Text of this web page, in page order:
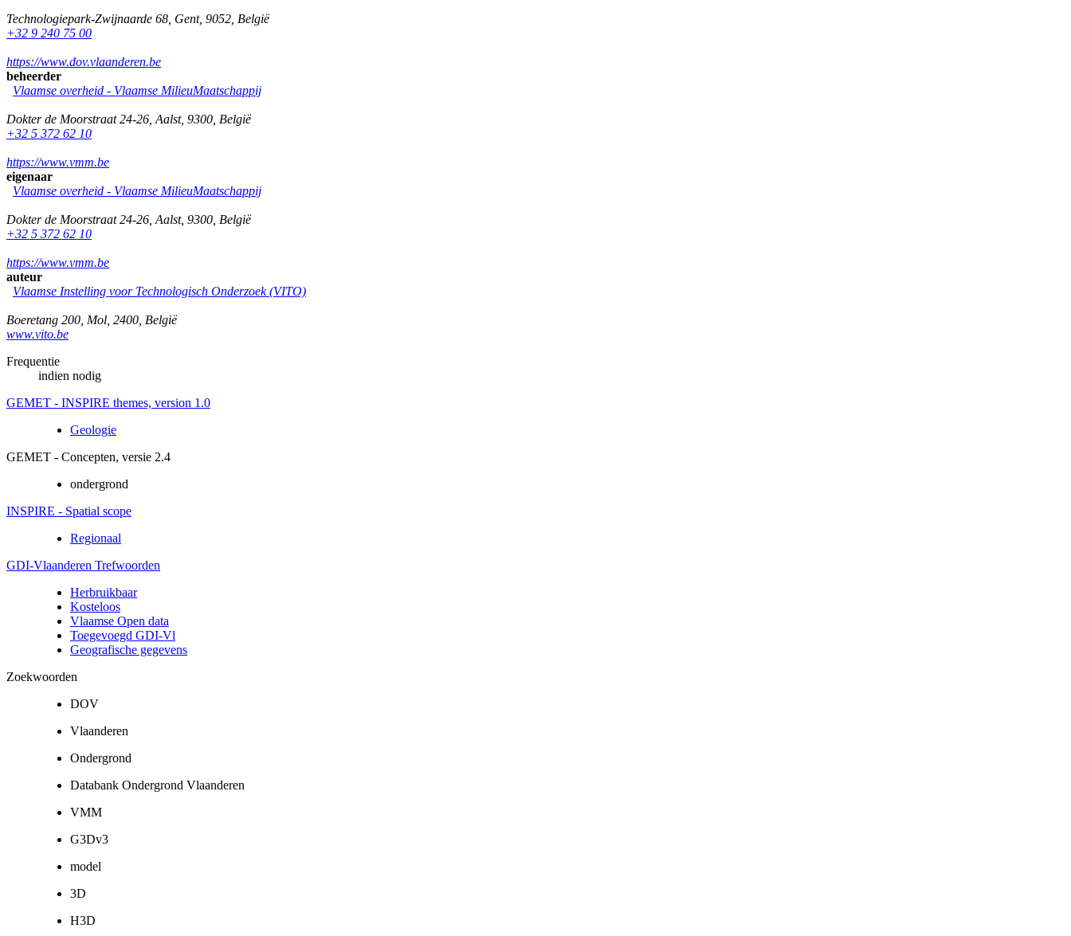
Technologiepark-Zwijnaarde 68 Gent, 9052 België
+32 9 240 75 00
https://www.dov.vlaanderen.be
beheerder
Vlaamse overheid - Vlaamse MilieuMaatschappij
Dokter de Moorstraat 24-26 Aalst, 9300 België
+32 5 372 62 10
https://www.vmm.be
eigenaar
Vlaamse overheid - Vlaamse MilieuMaatschappij
Dokter de Moorstraat 24-26 Aalst, 9300 België
+32 5 372 62 10
https://www.vmm.be
auteur
Vlaamse Instelling voor Technologisch Onderzoek (VITO)
Boeretang 200 Mol 2400 België
www.vito.be
Frequentie
indien nodig
GEMET - INSPIRE themes, version 1.0
Geologie
GEMET - Concepten, versie 2.4
ondergrond
INSPIRE - Spatial scope
Regionaal
GDI-Vlaanderen Trefwoorden
Herbruikbaar
Kosteloos
Vlaamse Open data
Toegevoegd GDI-Vl
Geografische gegevens
Zoekwoorden
DOV
Vlaanderen
Ondergrond
Databank Ondergrond Vlaanderen
VMM
G3Dv3
model
3D
H3D